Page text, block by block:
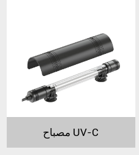
مصباح UV-C